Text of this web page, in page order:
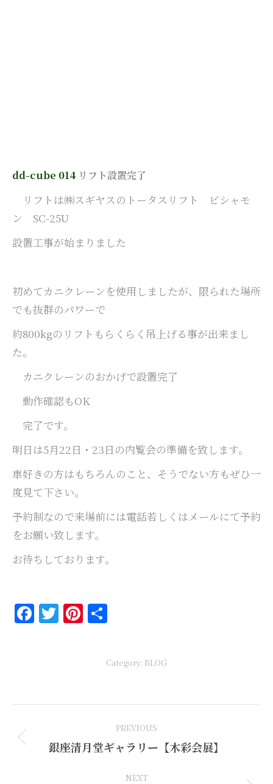
dd-cube 014 リフト設置完了
リフトは㈱スギヤスのトータスリフト ビシャモ
ン SC-25U
設置工事が始まりました
初めてカニクレーンを使用しましたが、限られた場所
でも抜群のパワーで
約800kgのリフトもらくらく吊上げる事が出来まし
た。
カニクレーンのおかげで設置完了
動作確認もOK
完了です。
明日は5月22日・23日の内覧会の準備を致します。
車好きの方はもちろんのこと、そうでない方もぜひ一
度見て下さい。
予約制なので来場前には電話若しくはメールにて予約
をお願い致します。
お待ちしております。
Facebook
Twitter
Pinterest
Category: BLOG
PREVIOUS
Previous
銀座清月堂ギャラリー【木彩会展】
NEXT